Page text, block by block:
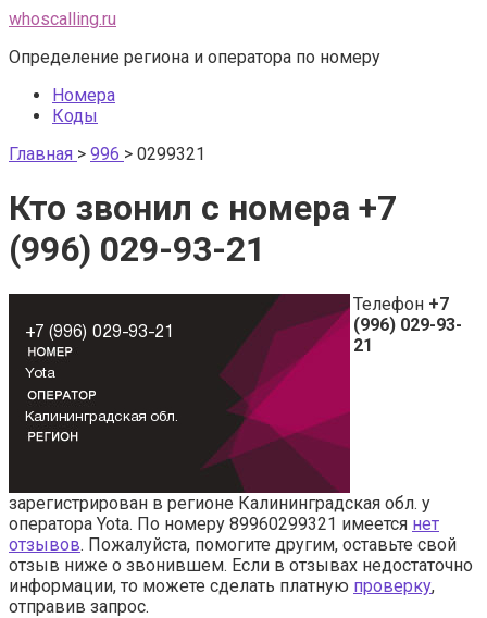
Перейти
контенту
whoscalling.ru
Определение региона и оператора по номеру
Номера
Коды
Главная > 996 > 0299321
Кто звонил с номера +7
(996) 029-93-21
Телефон +7
(996) 029-93-
21
зарегистрирован в регионе Калининградская обл. у
оператора Yota. По номеру 89960299321 имеется нет
отзывов. Пожалуйста, помогите другим, оставьте свой
отзыв ниже о звонившем. Если в отзывах недостаточно
информации, то можете сделать платную проверку,
отправив запрос.